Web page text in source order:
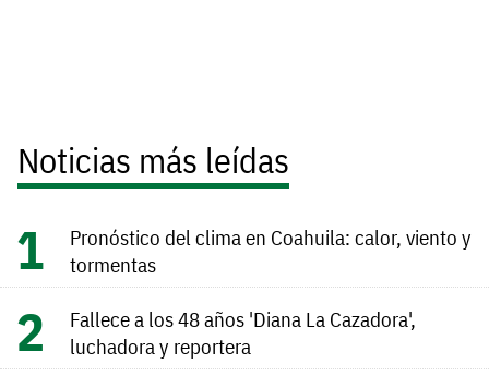
Noticias más leídas
Pronóstico del clima en Coahuila: calor, viento y
tormentas
Fallece a los 48 años 'Diana La Cazadora',
luchadora y reportera